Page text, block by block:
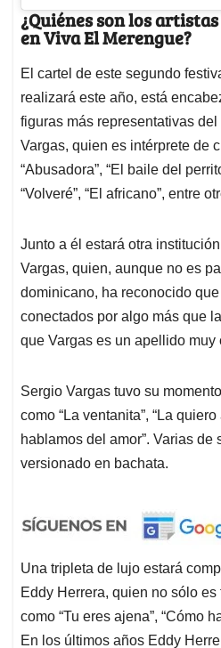
¿Quiénes son los
en Viva El Merengue?
El cartel de este segundo
realizará este año, está
figuras más representativas
Vargas, quien es intérprete de
“Abusadora”, “El baile del
“Volveré”, “El africano”, entre
Junto a él estará otra
Vargas, quien, aunque no es
dominicano, ha reconocido
conectados por algo más que
que Vargas es un apellido muy
Sergio Vargas tuvo su
como “La ventanita”, “La quiero
hablamos del amor”. Varias
versionado en bachata.
Una tripleta de lujo estará
Eddy Herrera, quien no sólo
como “Tu eres ajena”, “Cómo
En los últimos años Eddy